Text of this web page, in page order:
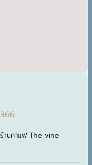
านกาแฟ The vine